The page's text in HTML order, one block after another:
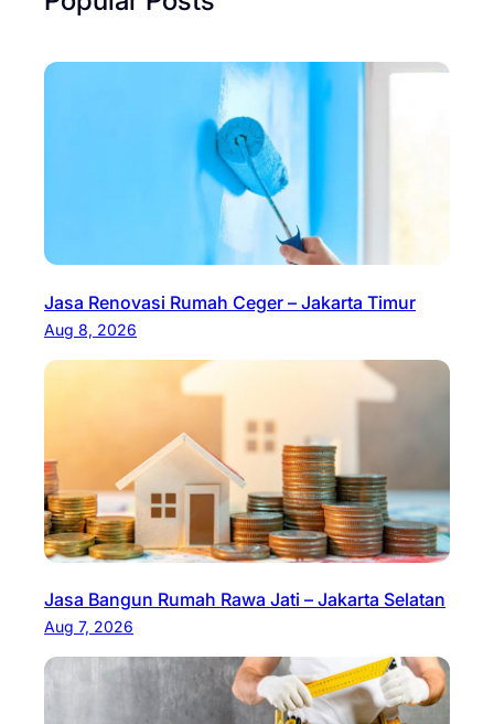
Jasa Renovasi Rumah Ceger – Jakarta Timur
Aug 8, 2026
Jasa Bangun Rumah Rawa Jati – Jakarta Selatan
Aug 7, 2026